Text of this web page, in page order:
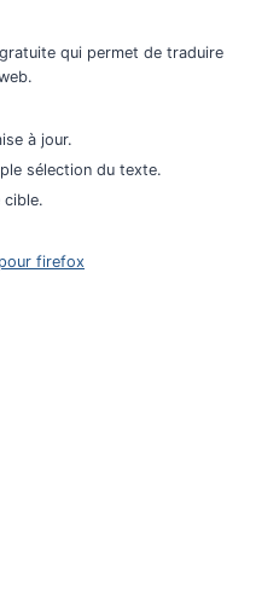
qui permet de traduire
à jour.
sélection du texte.
cible.
firefox